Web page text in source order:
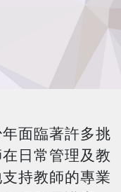
面臨著許多挑
日常管理及教
持教師的專業